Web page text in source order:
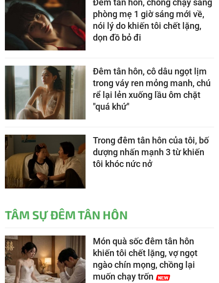
Đêm tân hôn, chồng chạy sang
phòng mẹ 1 giờ sáng mới về,
nói lý do khiến tôi chết lặng,
dọn đồ bỏ đi
Đêm tân hôn, cô dâu ngọt lịm
trong váy ren mỏng manh, chú
rể lại lẻn xuống lầu ôm chặt
"quá khứ"
Trong đêm tân hôn của tôi, bố
dượng nhấn mạnh 3 từ khiến
tôi khóc nức nở
TÂM SỰ ĐÊM TÂN HÔN
Món quà sốc đêm tân hôn
khiến tôi chết lặng, vợ ngọt
ngào chín mọng, chồng lại
muốn chạy trốn